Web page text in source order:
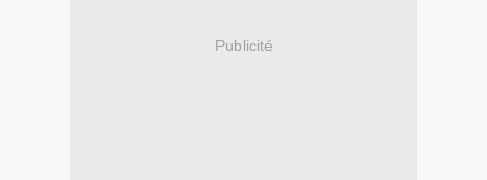
Publicité